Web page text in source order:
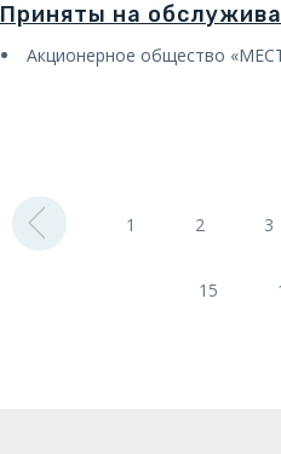
Приняты на
Акционерное общество
1 2 3
15